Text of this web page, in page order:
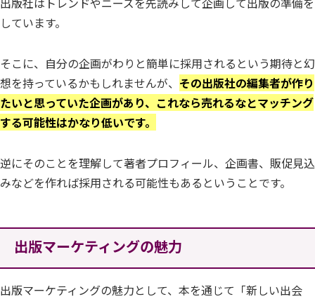
しています。
そこに、自分の企画がわりと簡単に採用されるという期待と幻
想を持っているかもしれませんが、 その出版社の編集者が作り
たいと思っていた企画があり、これなら売れるなとマッチング
する可能性はかなり低いです。
逆にそのことを理解して著者プロフィール、企画書、販促見込
みなどを作れば採用される可能性もあるということです。
出版マーケティングの魅力
出版マーケティングの魅力として、本を通じて「新しい出会